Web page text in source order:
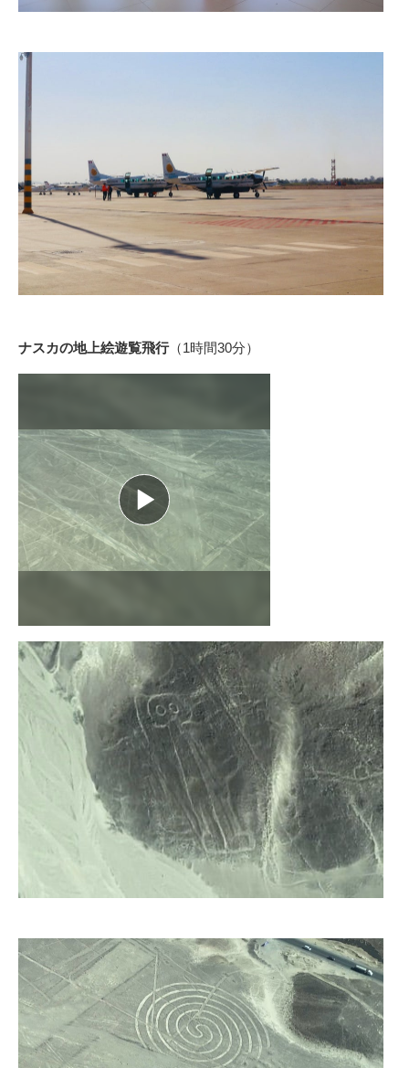
ナスカの地上絵遊覧飛行（1時間30分）